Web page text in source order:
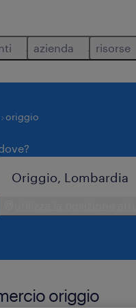
azienda risorse
origgio
origgio